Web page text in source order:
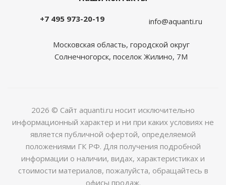
+7 495 973-20-19 info@aquanti.ru
Московская область, городской округ
Солнечногорск, поселок Жилино, 7М
2026 © Сайт aquanti.ru носит исключительно
информационный характер и ни при каких условиях не
является публичной офертой, определяемой
положениями ГК РФ. Для получения подробной
информации о наличии, видах, характеристиках и
стоимости материалов, пожалуйста, обращайтесь в
офисы продаж.